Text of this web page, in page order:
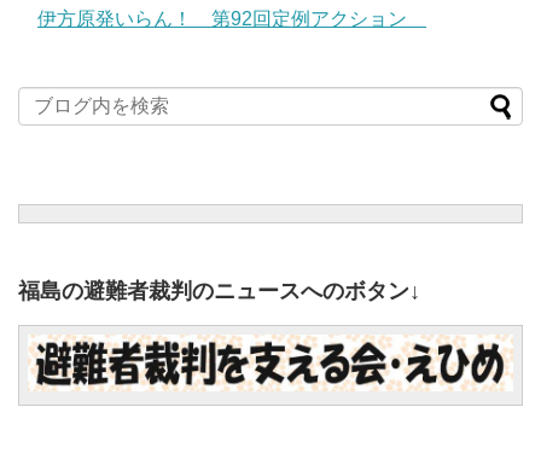
伊方原発いらん！ 第92回定例アクション
福島の避難者裁判のニュースへのボタン↓